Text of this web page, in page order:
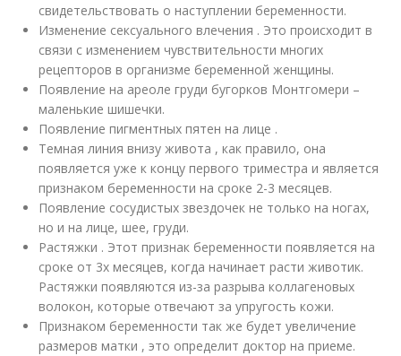
свидетельствовать о наступлении беременности.
Изменение сексуального влечения . Это происходит в
связи с изменением чувствительности многих
рецепторов в организме беременной женщины.
Появление на ареоле груди бугорков Монтгомери –
маленькие шишечки.
Появление пигментных пятен на лице .
Темная линия внизу живота , как правило, она
появляется уже к концу первого триместра и является
признаком беременности на сроке 2-3 месяцев.
Появление сосудистых звездочек не только на ногах,
но и на лице, шее, груди.
Растяжки . Этот признак беременности появляется на
сроке от 3х месяцев, когда начинает расти животик.
Растяжки появляются из-за разрыва коллагеновых
волокон, которые отвечают за упругость кожи.
Признаком беременности так же будет увеличение
размеров матки , это определит доктор на приеме.